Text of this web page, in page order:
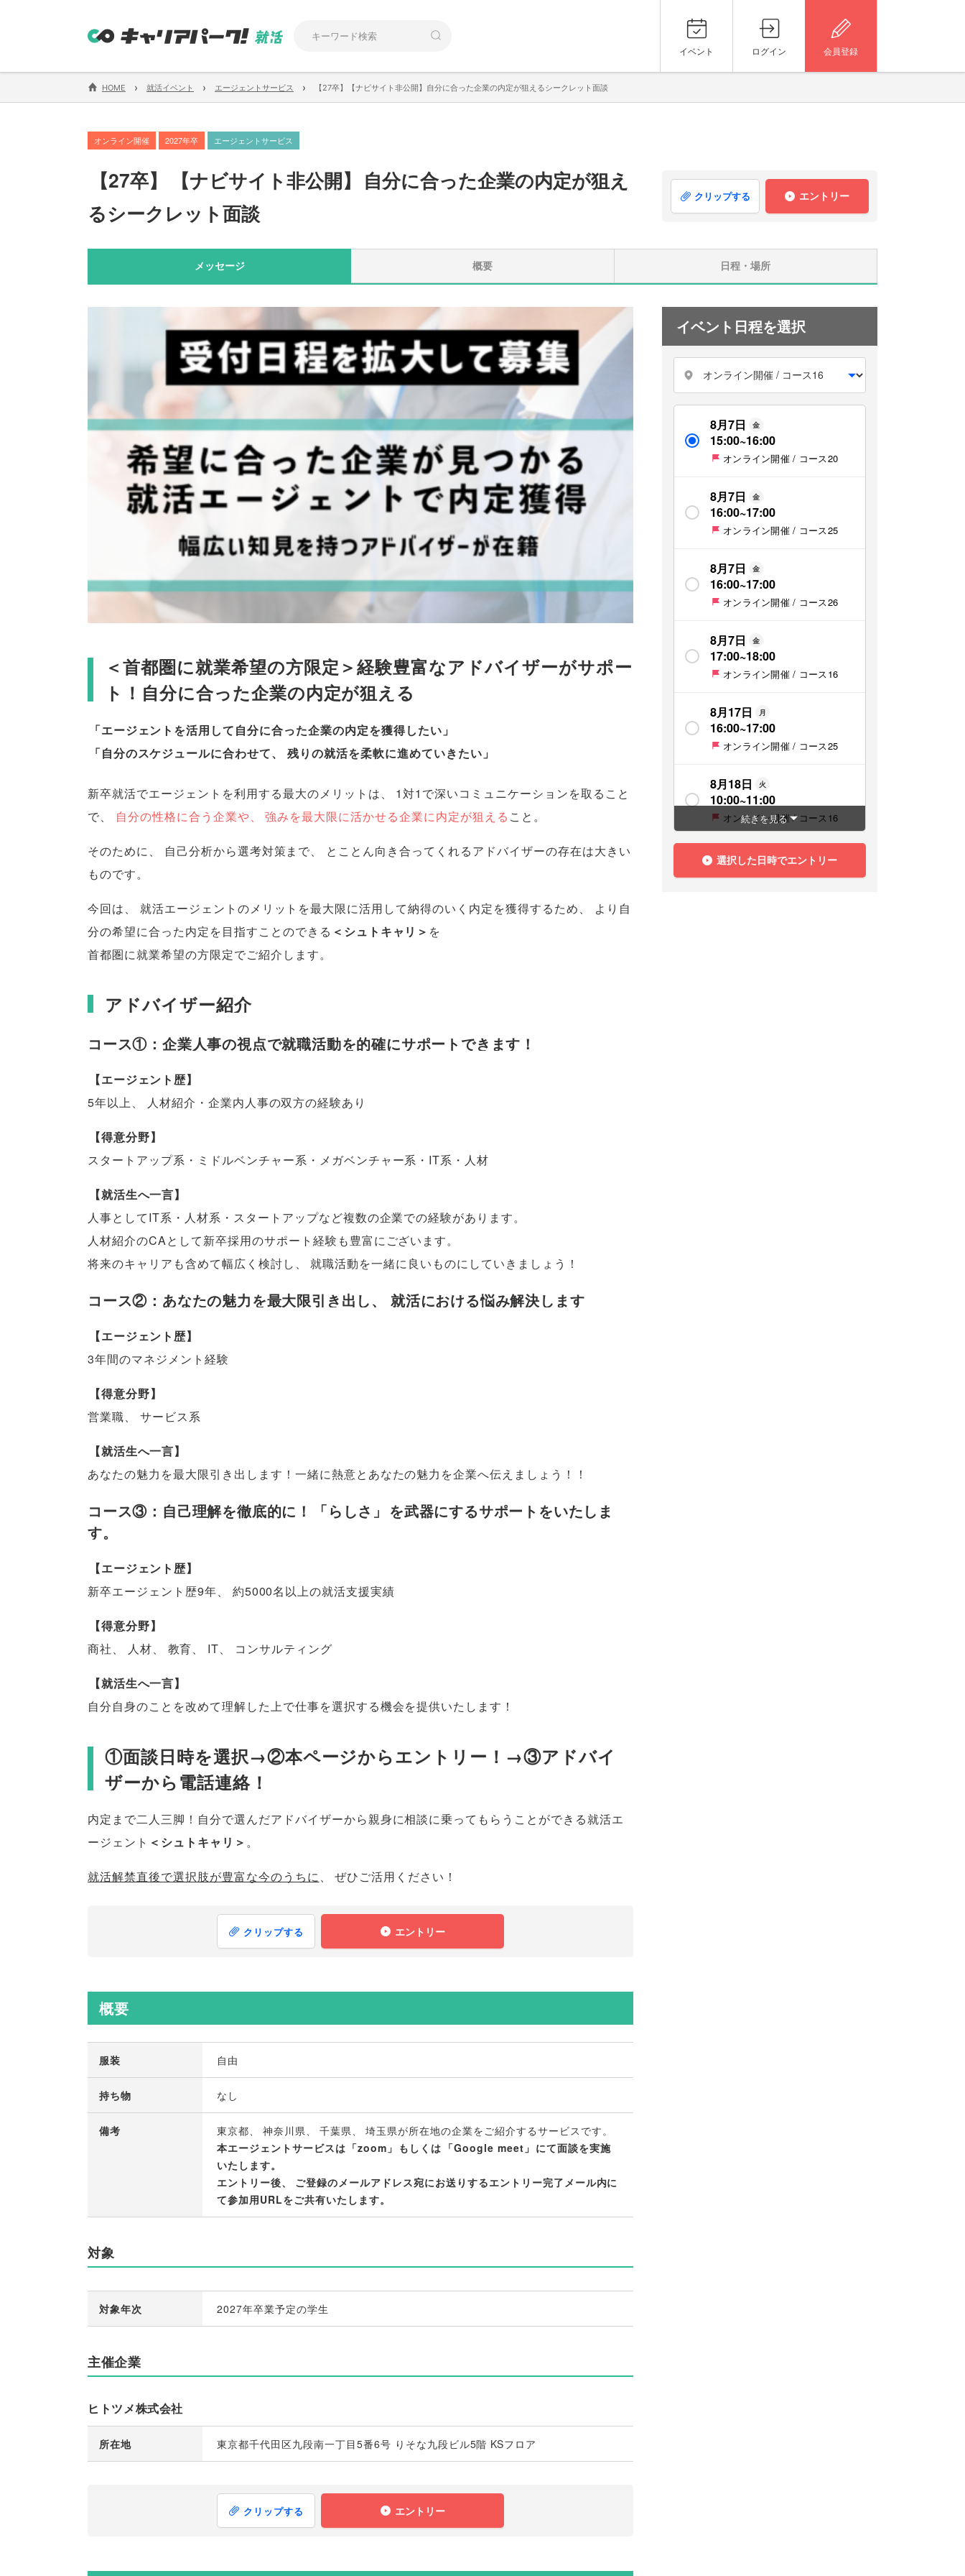
イベント ログイン 会員登録
HOME › 就活イベント › エージェントサービス › 【27卒】【ナビサイト非公開】自分に合った企業の内定が狙えるシークレット面談
オンライン開催 2027年卒 エージェントサービス
【27卒】 【ナビサイト非公開】 自分に合った企業の内定が狙え
るシークレット面談
クリップする エントリー
メッセージ 概要 日程・場所
＜首都圏に就業希望の方限定＞経験豊富なアドバイザーがサポー
ト！自分に合った企業の内定が狙える
「エージェントを活用して自分に合った企業の内定を獲得したい 」
「自分のスケジュールに合わせて、 残りの就活を柔軟に進めていきたい 」
新卒就活でエージェントを利用する最大のメリットは、
1対1で深いコミュニケーションを取ること
で、 自分の性格に合う企業や、 強みを最大限に活かせる企業に内定が狙える こと 。
そのために、 自己分析から選考対策まで、
とことん向き合ってくれるアドバイザーの存在は大きい
ものです。
今回は、 就活エージェントのメリットを最大限に活用して納得のいく内定を獲得するため、
より自
分の希望に合った内定を目指すことのできる ＜シュトキャリ＞ を
首都圏に就業希望の方限定でご紹介します。
アドバイザー紹介
コース①：企業人事の視点で就職活動を的確にサポートできます！
【エージェント歴】
5年以上、 人材紹介・企業内人事の双方の経験あり
【得意分野】
スタートアップ系・ミドルベンチャー系・メガベンチャー系・IT系・人材
【就活生へ一言】
人事としてIT系・人材系・スタートアップなど複数の企業での経験があります。
人材紹介のCAとして新卒採用のサポート経験も豊富にございます。
将来のキャリアも含めて幅広く検討し 、 就職活動を一緒に良いものにしていきましょう！
コース②：あなたの魅力を最大限引き出し、 就活における悩み解決します
【エージェント歴】
3年間のマネジメント経験
【得意分野】
営業職、 サービス系
【就活生へ一言】
あなたの魅力を最大限引き出します！一緒に熱意とあなたの魅力を企業へ伝えましょう！！
コース③：自己理解を徹底的に！ 「らしさ 」 を武器にするサポートをいたしま
す。
【エージェント歴】
新卒エージェント歴9年、 約5000名以上の就活支援実績
【得意分野】
商社、 人材、 教育、 IT、 コンサルティング
【就活生へ一言】
自分自身のことを改めて理解した上で仕事を選択する機会を提供いたします！
①面談日時を選択→②本ページからエントリー！→③アドバイ
ザーから電話連絡！
内定まで二人三脚！自分で選んだアドバイザーから親身に相談に乗ってもらうことができる就活エ
ージェント ＜シュトキャリ＞ 。
就活解禁直後で選択肢が豊富な今のうちに、 ぜひご活用ください！
クリップする エントリー
概要
服装 自由
持ち物 なし
備考 東京都、 神奈川県、 千葉県、 埼玉県が所在地の企業をご紹介するサービスです。
本エージェントサービスは 「zoom 」 もしくは 「Google meet 」 にて面談を実施
いたします。
エントリー後、
ご登録のメールアドレス宛にお送りするエントリー完了メール内に
て参加用URLをご共有いたします。
対象
対象年次 2027年卒業予定の学生
主催企業
ヒトツメ株式会社
所在地 東京都千代田区九段南一丁目5番6号 りそな九段ビル5階 KSフロア
クリップする エントリー
イベント日程を選択
8月7日 金
15:00~16:00
オンライン開催 / コース20
8月7日 金
16:00~17:00
オンライン開催 / コース25
8月7日 金
16:00~17:00
オンライン開催 / コース26
8月7日 金
17:00~18:00
オンライン開催 / コース16
8月17日 月
16:00~17:00
オンライン開催 / コース25
8月18日 火
10:00~11:00
オンライン開催 / コース16
8月18日 火
16:00 ~ 17:00
続きを見る
選択した日時でエントリー